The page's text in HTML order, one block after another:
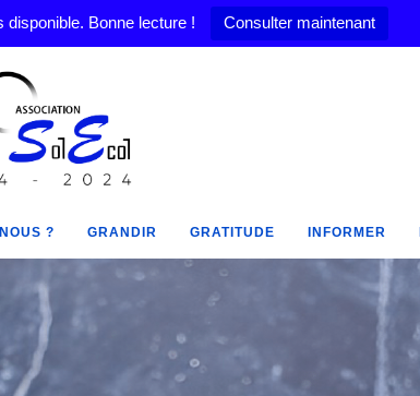
Bonne lecture ! Consulter maintenant
? GRANDIR GRATITUDE INFORMER